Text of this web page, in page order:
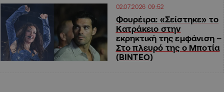
02.07.2026 09:52
Φουρέιρα: «Σείστηκε» το
Κατράκειο στην
εκρηκτική της εμφάνιση –
Στο πλευρό της ο Μποτία
(ΒΙΝΤΕΟ)